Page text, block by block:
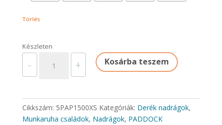
Törlés
Készleten
-
DERÉKNADRÁG
mennyiség
+ Kosárba teszem
Cikkszám: 5PAP1500XS Kategóriák: Derék nadrágok,
Munkaruha családok, Nadrágok, PADDOCK